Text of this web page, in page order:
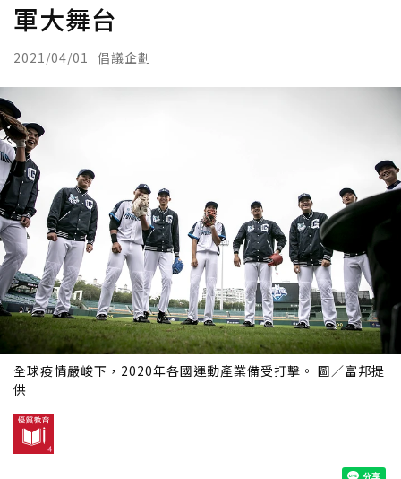
軍大舞台
2021/04/01 倡議企劃
全球疫情嚴峻下，2020年各國運動產業備受打擊。 圖／富邦提
供